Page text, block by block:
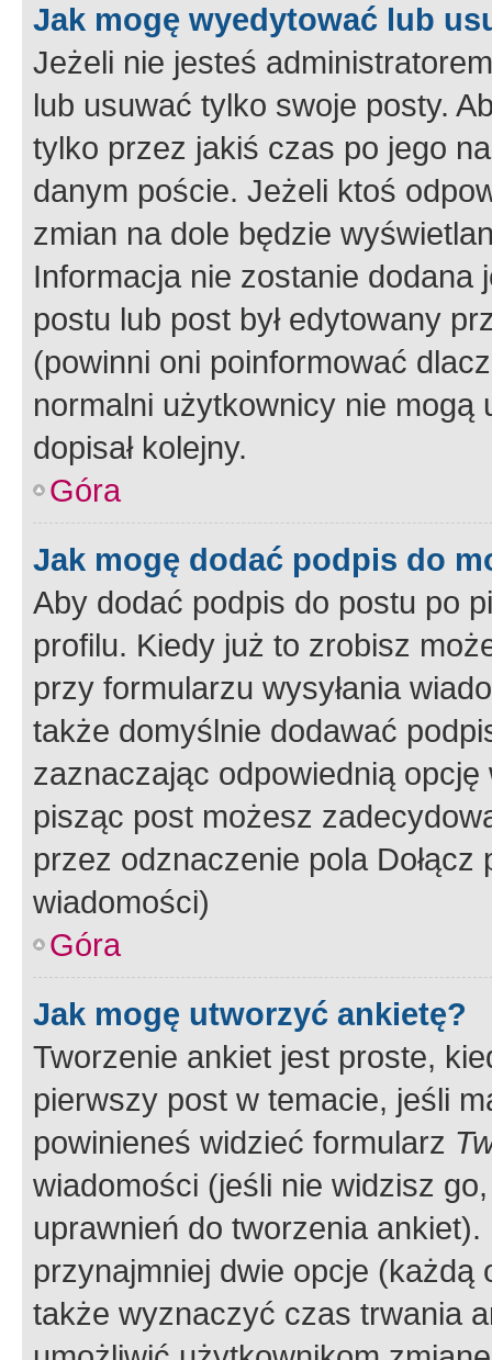
Jak mogę wyedytować lub
Jeżeli nie jesteś
lub usuwać tylko swoje posty.
tylko przez jakiś czas po jego
danym poście. Jeżeli ktoś
zmian na dole będzie
Informacja nie zostanie dodana
postu lub post był edytowany
(powinni oni poinformować
normalni użytkownicy nie
dopisał kolejny.
Góra
Jak mogę dodać podpis do
Aby dodać podpis do postu po
profilu. Kiedy już to zrobisz
przy formularzu wysyłania
także domyślnie dodawać
zaznaczając odpowiednią
pisząc post możesz
przez odznaczenie pola
wiadomości)
Góra
Jak mogę utworzyć ankietę?
Tworzenie ankiet jest proste,
pierwszy post w temacie, jeśli
powinieneś widzieć formularz
wiadomości (jeśli nie widzisz
uprawnień do tworzenia
przynajmniej dwie opcje
także wyznaczyć czas trwania